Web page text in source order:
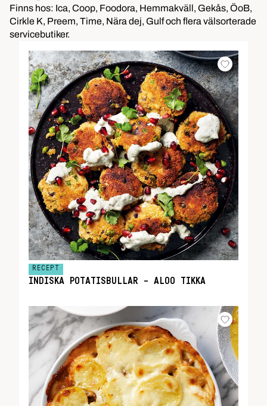
Finns hos: Ica, Coop, Foodora, Hemmakväll, Gekås, ÖoB,
Cirkle K, Preem, Time, Nära dej, Gulf och flera välsorterade
servicebutiker.
RECEPT
INDISKA POTATISBULLAR – ALOO TIKKA